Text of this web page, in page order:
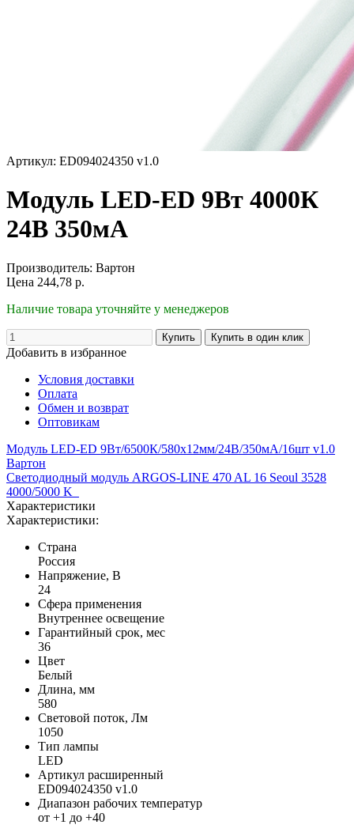
Артикул: ED094024350 v1.0
Модуль LED-ED 9Вт 4000К
24В 350мА
Производитель: Вартон
Цена 244,78 р.
Наличие товара уточняйте у менеджеров
Добавить в избранное
Условия доставки
Оплата
Обмен и возврат
Оптовикам
Модуль LED-ED 9Вт/6500К/580х12мм/24В/350мА/16шт v1.0
Вартон
Светодиодный модуль ARGOS-LINE 470 AL 16 Seoul 3528
4000/5000 K
Характеристики
Характеристики:
Страна
Россия
Напряжение, В
24
Сфера применения
Внутреннее освещение
Гарантийный срок, мес
36
Цвет
Белый
Длина, мм
580
Световой поток, Лм
1050
Тип лампы
LED
Артикул расширенный
ED094024350 v1.0
Диапазон рабочих температур
от +1 до +40